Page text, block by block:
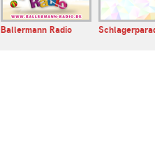
Ballermann Radio